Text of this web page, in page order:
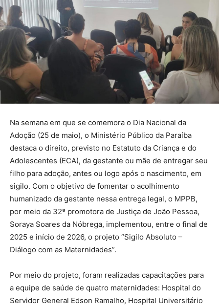
Na semana em que se comemora o Dia Nacional da
Adoção (25 de maio), o Ministério Público da Paraíba
destaca o direito, previsto no Estatuto da Criança e do
Adolescentes (ECA), da gestante ou mãe de entregar seu
filho para adoção, antes ou logo após o nascimento, em
sigilo. Com o objetivo de fomentar o acolhimento
humanizado da gestante nessa entrega legal, o MPPB,
por meio da 32ª promotora de Justiça de João Pessoa,
Soraya Soares da Nóbrega, implementou, entre o final de
2025 e início de 2026, o projeto “Sigilo Absoluto –
Diálogo com as Maternidades”.
Por meio do projeto, foram realizadas capacitações para
a equipe de saúde de quatro maternidades: Hospital do
Servidor General Edson Ramalho, Hospital Universitário